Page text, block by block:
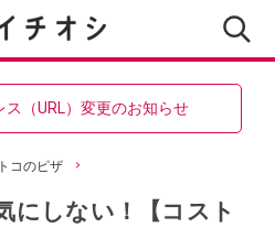
（URL）変更のお知らせ
コのピザ
にしない！【コスト